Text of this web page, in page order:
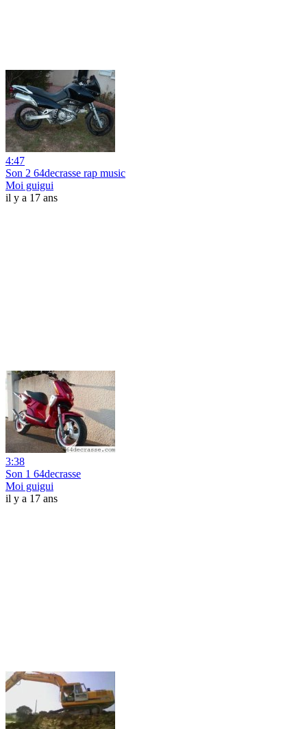
4:47
Son 2 64decrasse rap music
Moi guigui
il y a 17 ans
3:38
Son 1 64decrasse
Moi guigui
il y a 17 ans